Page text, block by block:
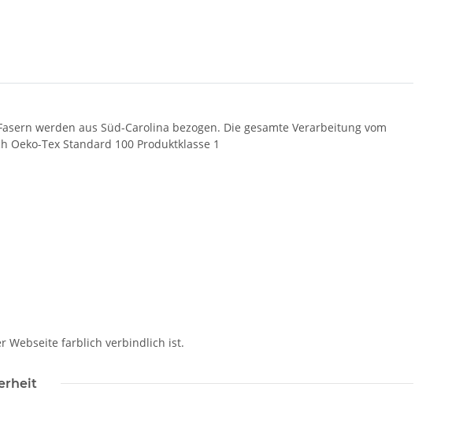
werden aus Süd-Carolina bezogen. Die gesamte Verarbeitung vom
Tex Standard 100 Produktklasse 1
Webseite farblich verbindlich ist.